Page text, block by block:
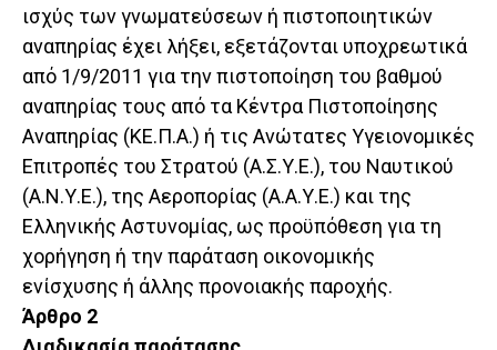
ισχύς των γνωματεύσεων ή πιστοποιητικών
αναπηρίας έχει λήξει, εξετάζονται υποχρεωτικά
από 1/9/2011 για την πιστοποίηση του βαθμού
αναπηρίας τους από τα Κέντρα Πιστοποίησης
Αναπηρίας (ΚΕ.Π.Α.) ή τις Ανώτατες Υγειονομικές
Επιτροπές του Στρατού (Α.Σ.Υ.Ε.), του Ναυτικού
(Α.Ν.Υ.Ε.), της Αεροπορίας (Α.Α.Υ.Ε.) και της
Ελληνικής Αστυνομίας, ως προϋπόθεση για τη
χορήγηση ή την παράταση οικονομικής
ενίσχυσης ή άλλης προνοιακής παροχής.
Άρθρο 2